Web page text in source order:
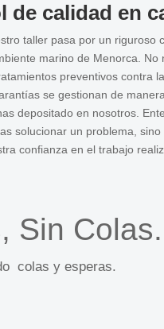
de calidad en
taller pasa por un
marino de Menorca.
preventivos contra
se gestionan de
depositado en nosotros.
solucionar un problema,
confianza en el trabajo
Sin Colas.
colas y esperas.